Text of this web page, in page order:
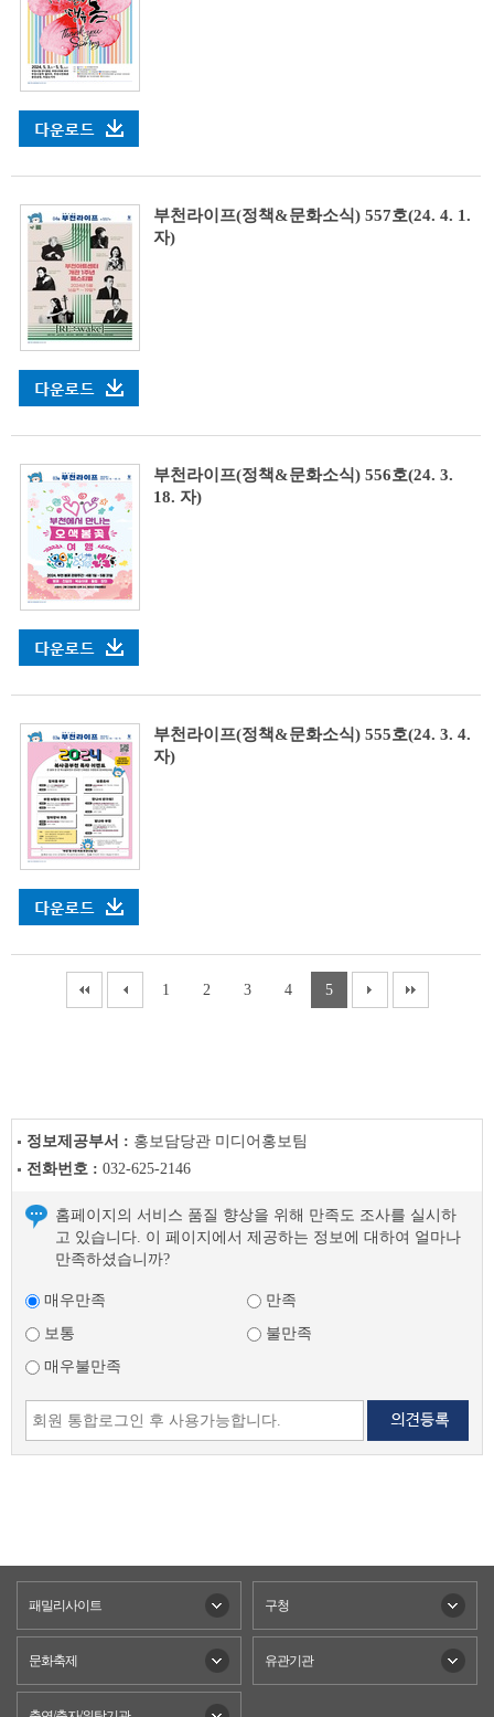
부천라이프(정책&문화소식) 557호(24. 4. 1.
자)
부천라이프(정책&문화소식) 556호(24. 3.
18. 자)
부천라이프(정책&문화소식) 555호(24. 3. 4.
자)
1 2 3 4 5
정보제공부서 : 홍보담당관 미디어홍보팀
전화번호 : 032-625-2146
홈페이지의 서비스 품질 향상을 위해 만족도 조사를 실시하
고 있습니다. 이 페이지에서 제공하는 정보에 대하여 얼마나
만족하셨습니까?
매우만족
만족
보통
불만족
매우불만족
패밀리사이트 구청
문화축제 유관기관